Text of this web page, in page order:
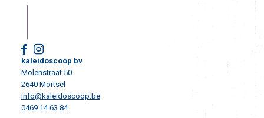
kaleidoscoop bv
Molenstraat 50
2640 Mortsel
info@kaleidoscoop.be
0469 14 63 84